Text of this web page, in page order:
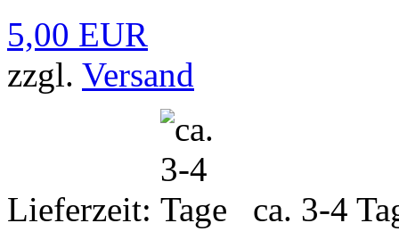
5,00 EUR
zzgl. Versand
Lieferzeit: ca. 3-4